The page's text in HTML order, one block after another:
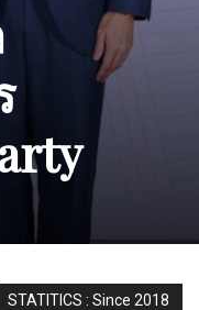
STATITICS : Since 2018